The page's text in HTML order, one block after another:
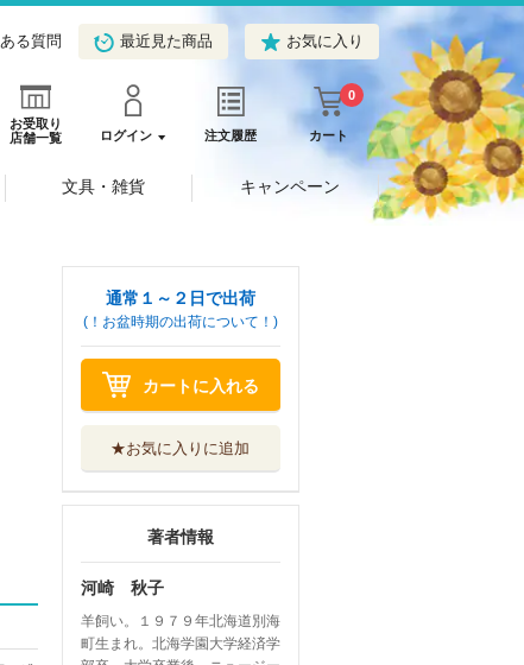
る質問 最近見た商品 お気に入り
お受取り
店舗一覧
ログイン 注文履歴 カート
0
文具・雑貨 キャンペーン
通常１～２日で出荷
(！お盆時期の出荷について！)
カートに入れる
★お気に入りに追加
著者情報
河崎 秋子
羊飼い。１９７９年北海道別海
町生まれ。北海学園大学経済学